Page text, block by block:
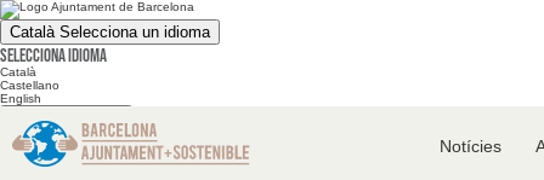
Català Selecciona un idioma
Selecciona idioma
Català
Castellano
English
Cerca en el web
Cerca en el web
Altres webs
Notícies